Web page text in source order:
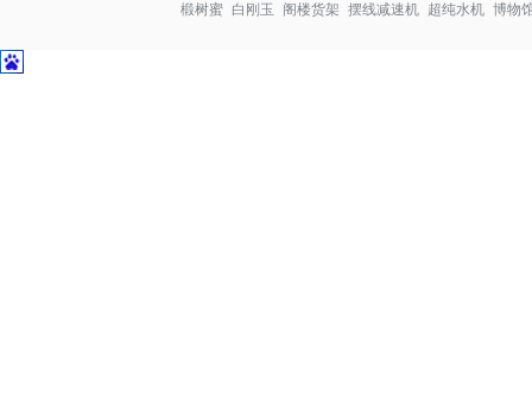
椴树蜜 白刚玉 阁楼货架 摆线减速机 超纯水机 博物